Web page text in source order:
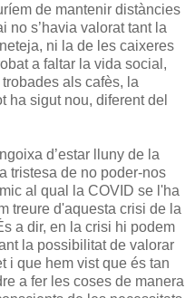
de mantenir distàncies
no s’havia valorat tant la
ni la de les caixeres
a faltar la vida social,
als cafès, la
ha sigut nou, diferent del
d’estar lluny de la
tristesa de no poder-nos
al qual la COVID se l'ha
treure d'aquesta crisi de la
a dir, en la crisi hi podem
la possibilitat de valorar
i que hem vist que és tan
a fer les coses de manera